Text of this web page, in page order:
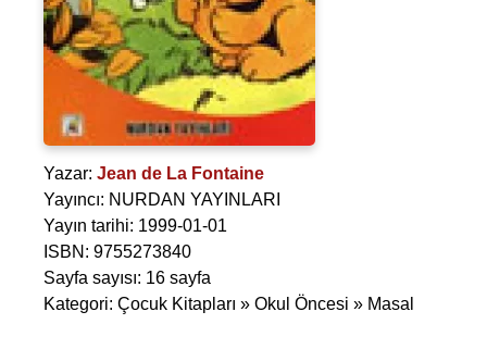
Yazar: Jean de La Fontaine
Yayıncı: NURDAN YAYINLARI
Yayın tarihi: 1999-01-01
ISBN: 9755273840
Sayfa sayısı: 16 sayfa
Kategori: Çocuk Kitapları » Okul Öncesi » Masal